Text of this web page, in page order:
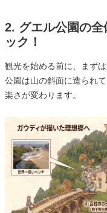
2. グエル公園の
ック！
観光を始める前に、まず
公園は山の斜面に造られ
楽さが変わります。